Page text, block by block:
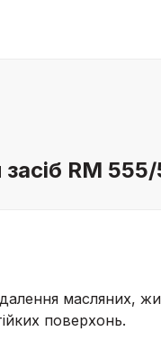
RM
масляних,
поверхонь.